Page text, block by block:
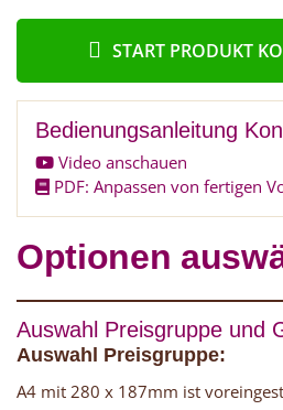
START PRODUKT
Bedienungsanleitung
Video anschauen
PDF: Anpassen von fertigen
Optionen
Auswahl Preisgruppe und
Auswahl Preisgruppe:
A4 mit 280 x 187mm ist